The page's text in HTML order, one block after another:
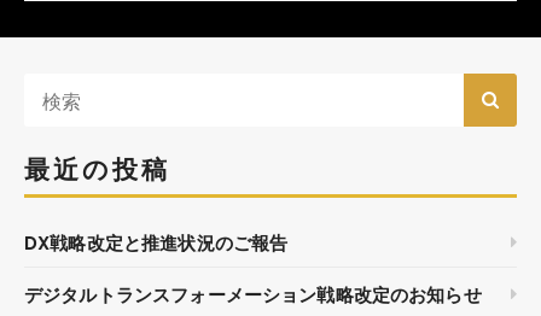
最近の投稿
DX戦略改定と推進状況のご報告
デジタルトランスフォーメーション戦略改定のお知らせ